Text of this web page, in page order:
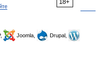
18+
Joomla,
Drupal,